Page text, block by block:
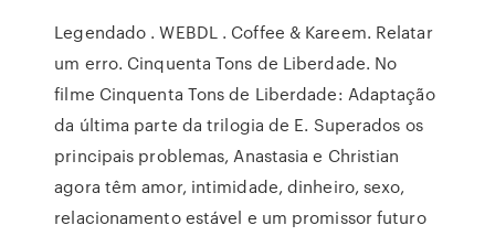
Legendado . WEBDL . Coffee & Kareem. Relatar
um erro. Cinquenta Tons de Liberdade. No
filme Cinquenta Tons de Liberdade: Adaptação
da última parte da trilogia de E. Superados os
principais problemas, Anastasia e Christian
agora têm amor, intimidade, dinheiro, sexo,
relacionamento estável e um promissor futuro